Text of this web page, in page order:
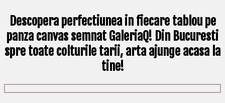
Descopera perfectiunea in fiecare tablou pe
panza canvas semnat GaleriaQ! Din Bucuresti
spre toate colturile tarii, arta ajunge acasa la
tine!